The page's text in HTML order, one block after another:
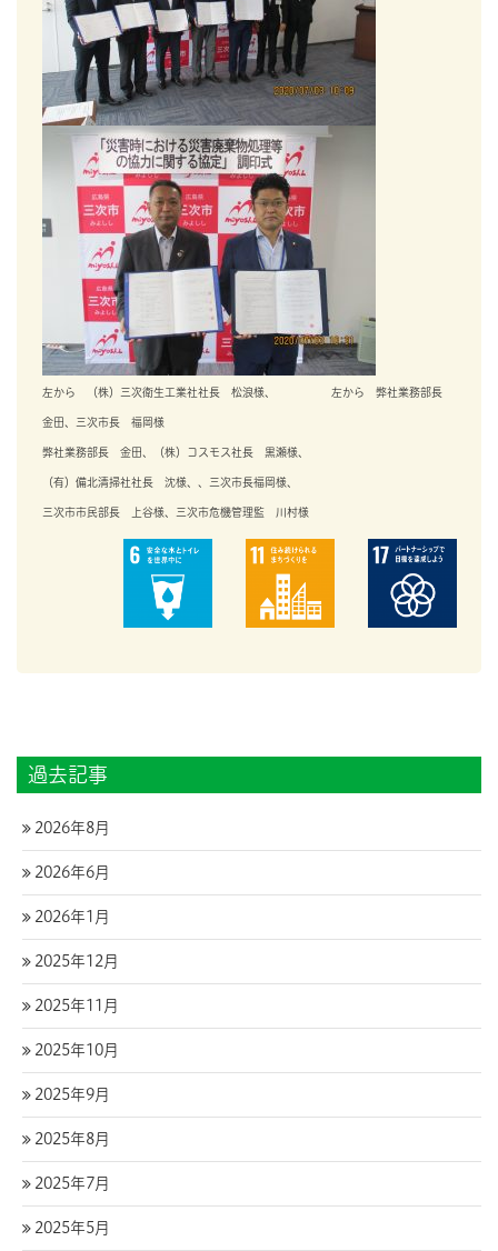
左から （株）三次衛生工業社社長 松浪様、 左から 弊社業務部長
金田、三次市長 福岡様
弊社業務部長 金田、（株）コスモス社長 黒瀬様、
（有）備北清掃社社長 沈様、、三次市長福岡様、
三次市市民部長 上谷様、三次市危機管理監 川村様
過去記事
2026年8月
2026年6月
2026年1月
2025年12月
2025年11月
2025年10月
2025年9月
2025年8月
2025年7月
2025年5月